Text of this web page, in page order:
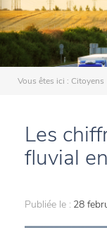
Vous êtes ici : Citoyens
Les
fluvial
Publiée le : 28